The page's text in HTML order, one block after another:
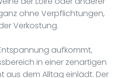
ohne Verpflichtungen,
Verkostung.
aufkommt,
in einer zenartigen
aus dem Alltag einlädt. Der